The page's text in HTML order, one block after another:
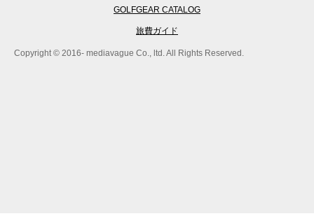
GOLFGEAR CATALOG
旅費ガイド
Copyright © 2016- mediavague Co., ltd. All Rights Reserved.